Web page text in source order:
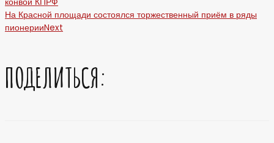
конвой КПРФ
На Красной площади состоялся торжественный приём в ряды
пионерииNext
ПОДЕЛИТЬСЯ: